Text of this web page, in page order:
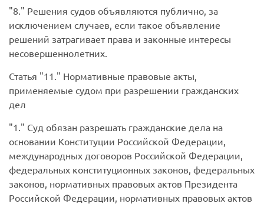
8.
Решения судов объявляются публично, за
исключением случаев, если такое объявление
решений затрагивает права и законные интересы
несовершеннолетних.
Статья
11.
Нормативные правовые акты,
применяемые судом при разрешении гражданских
дел
1.
Суд обязан разрешать гражданские дела на
основании Конституции Российской Федерации,
международных договоров Российской Федерации,
федеральных конституционных законов, федеральных
законов, нормативных правовых актов Президента
Российской Федерации, нормативных правовых актов